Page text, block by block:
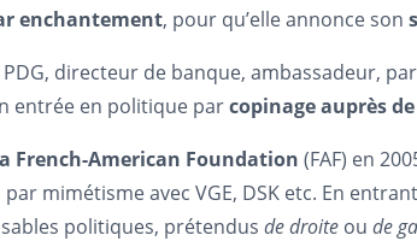
enchantement, pour qu’elle annonce son
directeur de banque, ambassadeur,
entrée en politique parcopinage auprès
French-American Foundation (FAF) en
mimétisme avec VGE, DSK etc. En
politiques, prétendus de droite ou de